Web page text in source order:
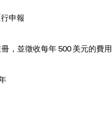
申報
，並徵收每年 500 美元的費用